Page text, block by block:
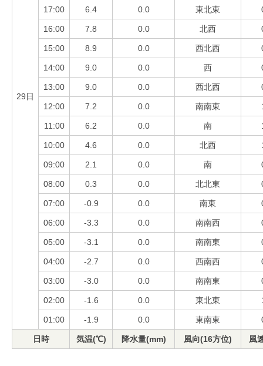
29日
17:00 6.4 0.0 東北東
16:00 7.8 0.0 北西
15:00 8.9 0.0 西北西
14:00 9.0 0.0 西
13:00 9.0 0.0 西北西
12:00 7.2 0.0 南南東
11:00 6.2 0.0 南
10:00 4.6 0.0 北西
09:00 2.1 0.0 南
08:00 0.3 0.0 北北東
07:00 -0.9 0.0 南東
06:00 -3.3 0.0 南南西
05:00 -3.1 0.0 南南東
04:00 -2.7 0.0 西南西
03:00 -3.0 0.0 南南東
02:00 -1.6 0.0 東北東
01:00 -1.9 0.0 東南東
日時 気温(℃) 降水量(mm) 風向(16方位) 風